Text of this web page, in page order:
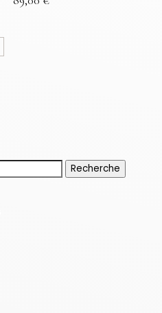
Recherche